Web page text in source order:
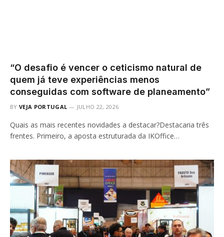
“O desafio é vencer o ceticismo natural de
quem já teve experiências menos
conseguidas com software de planeamento”
BY VEJA PORTUGAL JULHO 22, 2026
Quais as mais recentes novidades a destacar?Destacaria três
frentes. Primeiro, a aposta estruturada da IKOffice…